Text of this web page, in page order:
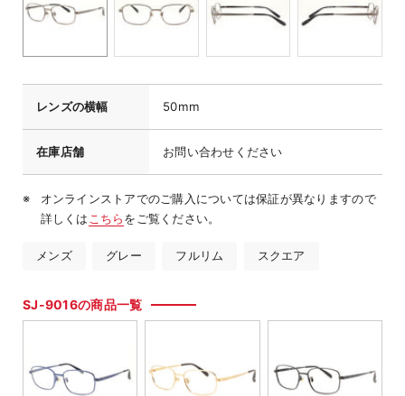
レンズの横幅 50mm
在庫店舗 お問い合わせください
オンラインストアでのご購入については保証が異なりますので
詳しくは こちらをご覧ください。
メンズ グレー フルリム スクエア
SJ-9016の商品一覧